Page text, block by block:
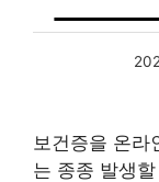
보건증을 온라
는 종종 발생